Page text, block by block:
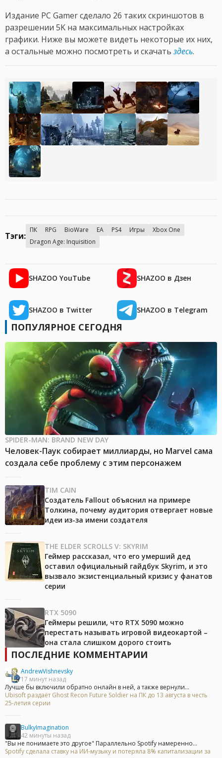
Издание PC Gamer сделало 26 таких скриншотов в
разрешении 5K на максимальных настройках
графики. Ниже вы можете видеть некоторые их них,
а остальные можно посмотреть и скачать здесь.
Тэги:
ПК RPG BioWare EA PS4 Игры
Xbox One
Dragon Age: Inquisition
SHAZOO YouTube SHAZOO в Дзен
SHAZOO в Twitter SHAZOO в Telegram
ПОПУЛЯРНОЕ СЕГОДНЯ
SPIDER-MAN: BRAND NEW DAY
Человек-Паук собирает миллиарды, но Marvel сама
создала себе проблему с этим персонажем
TIM CAIN
Создатель Fallout объяснил на примере
Толкина, почему аудитория отвергает новые
идеи из-за имени создателя
THE ELDER SCROLLS V: SKYRIM
Геймер рассказал, что его умерший дед
оставил официальный гайдбук Skyrim, и это
вызвало экзистенциальный кризис у фанатов
серии
RTX 5090
Геймеры решили, что RTX 5090 можно
перестать называть игровой видеокартой –
она стала слишком дорого стоить
ПОСЛЕДНИЕ КОММЕНТАРИИ
AndrewVishnevsky
17 минут назад
Лучше бы включили обратно онлайн в ней, а также вернули...
Ubisoft раздаёт Ghost Recon Future Soldier на ПК до 13 августа в честь
25-летия серии
BulkyImagination
42 минуты назад
"Вы не понимаете это другое" Параллельно Spotify намеренно...
Spotify сделала ставку на ИИ-музыку и потеряла 8% капитализации за